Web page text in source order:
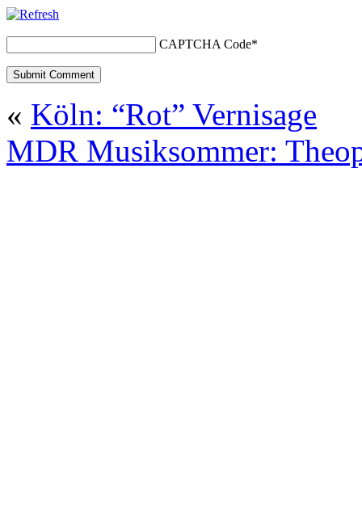
CAPTCHA Code*
« Köln: “Rot” Vernisage
MDR Musiksommer: